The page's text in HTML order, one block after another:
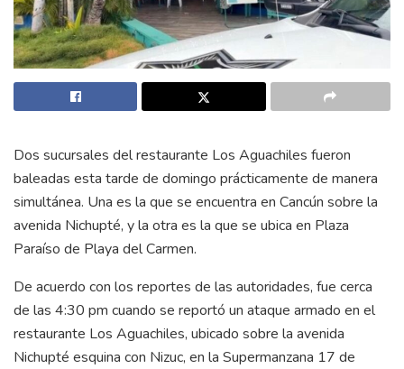
Dos sucursales del restaurante Los Aguachiles fueron
baleadas esta tarde de domingo prácticamente de manera
simultánea. Una es la que se encuentra en Cancún sobre la
avenida Nichupté, y la otra es la que se ubica en Plaza
Paraíso de Playa del Carmen.
De acuerdo con los reportes de las autoridades, fue cerca
de las 4:30 pm cuando se reportó un ataque armado en el
restaurante Los Aguachiles, ubicado sobre la avenida
Nichupté esquina con Nizuc, en la Supermanzana 17 de